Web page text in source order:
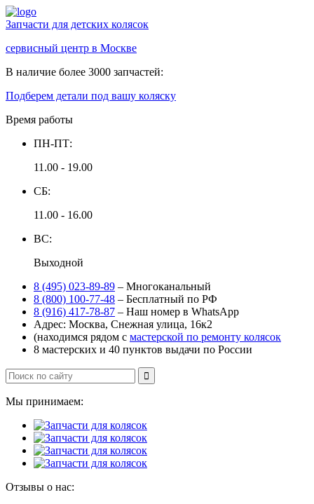
Запчасти для детских колясок
сервисный центр в Москве
В наличие более 3000 запчастей:
Подберем детали под вашу коляску
Время работы
ПН-ПТ:
11.00 - 19.00
СБ:
11.00 - 16.00
ВС:
Выходной
8 (495) 023-89-89 – Многоканальный
8 (800) 100-77-48 – Бесплатный по РФ
8 (916) 417-78-87 – Наш номер в WhatsApp
Адрес: Москва, Снежная улица, 16к2
(находимся рядом с мастерской по ремонту колясок
8 мастерских и 40 пунктов выдачи по России
Мы принимаем:
Отзывы о нас: